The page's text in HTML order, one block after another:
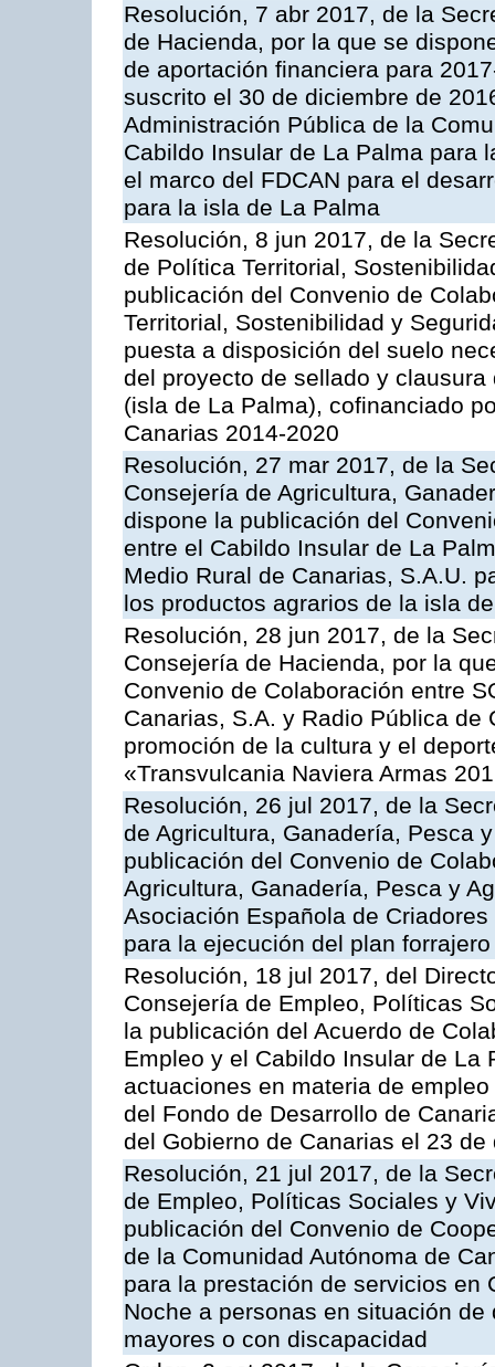
Resolución, 7 abr 2017, de la
de Hacienda, por la que se
de aportación financiera para
suscrito el 30 de diciembre de
Administración Pública de la
Cabildo Insular de La Palma para
el marco del FDCAN para el
para la isla de La Palma
Resolución, 8 jun 2017, de la
de Política Territorial,
publicación del Convenio de
Territorial, Sostenibilidad y
puesta a disposición del suelo
del proyecto de sellado y
(isla de La Palma), cofinanciado
Canarias 2014-2020
Resolución, 27 mar 2017, de la
Consejería de Agricultura,
dispone la publicación del
entre el Cabildo Insular de La
Medio Rural de Canarias, S.A.U.
los productos agrarios de la isla
Resolución, 28 jun 2017, de la
Consejería de Hacienda, por la
Convenio de Colaboración entre
Canarias, S.A. y Radio Pública
promoción de la cultura y el
«Transvulcania Naviera Armas
Resolución, 26 jul 2017, de la
de Agricultura, Ganadería, Pesca
publicación del Convenio de
Agricultura, Ganadería, Pesca y
Asociación Española de
para la ejecución del plan
Resolución, 18 jul 2017, del
Consejería de Empleo, Políticas
la publicación del Acuerdo de
Empleo y el Cabildo Insular de La
actuaciones en materia de
del Fondo de Desarrollo de
del Gobierno de Canarias el 23
Resolución, 21 jul 2017, de la
de Empleo, Políticas Sociales y
publicación del Convenio de
de la Comunidad Autónoma de
para la prestación de servicios en
Noche a personas en situación
mayores o con discapacidad